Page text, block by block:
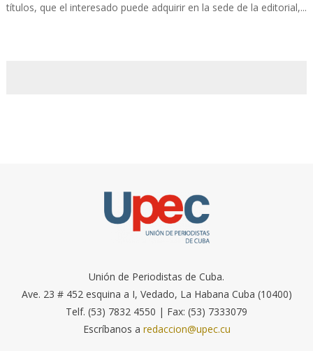
títulos, que el interesado puede adquirir en la sede de la editorial,...
Unión de Periodistas de Cuba.
Ave. 23 # 452 esquina a I, Vedado, La Habana Cuba (10400)
Telf. (53) 7832 4550 | Fax: (53) 7333079
Escríbanos a redaccion@upec.cu